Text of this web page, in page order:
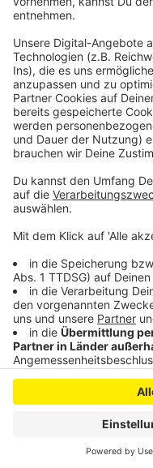
Anzeige
Nachtwanderungen
Siebenschläfern in
Trauerfeier für Ex-
fast ausgebucht
Neuer
Anzeige
Anzeige